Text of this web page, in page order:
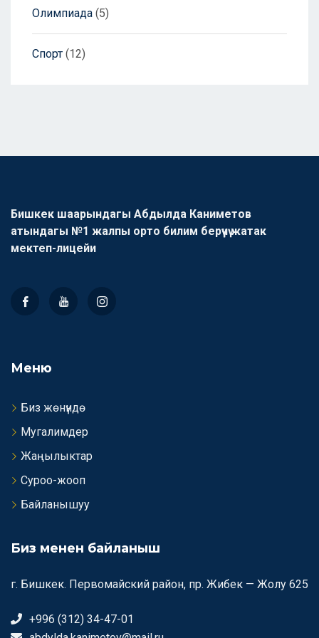
Олимпиада (5)
Спорт (12)
Бишкек шаарындагы Абдылда Каниметов
атындагы №1 жалпы орто билим берүүчү жатак
мектеп-лицейи
Меню
Биз жөнүндө
Мугалимдер
Жаңылыктар
Суроо-жооп
Байланышуу
Биз менен байланыш
г. Бишкек. Первомайский район, пр. Жибек — Жолу 625
+996 (312) 34-47-01